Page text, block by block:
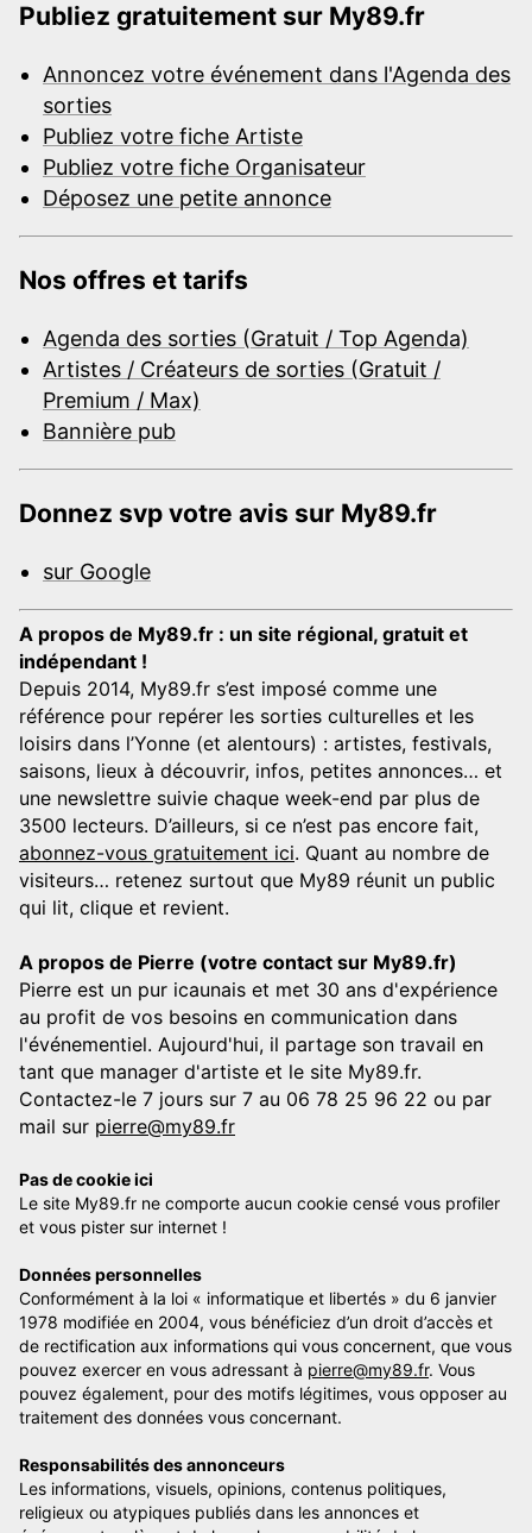
Publiez gratuitement sur My89.fr
Annoncez votre événement dans l'Agenda des
sorties
Publiez votre fiche Artiste
Publiez votre fiche Organisateur
Déposez une petite annonce
Nos offres et tarifs
Agenda des sorties (Gratuit / Top Agenda)
Artistes / Créateurs de sorties (Gratuit /
Premium / Max)
Bannière pub
Donnez svp votre avis sur My89.fr
sur Google
A propos de My89.fr : un site régional, gratuit et
indépendant !
Depuis 2014, My89.fr s’est imposé comme une
référence pour repérer les sorties culturelles et les
loisirs dans l’Yonne (et alentours) : artistes, festivals,
saisons, lieux à découvrir, infos, petites annonces… et
une newslettre suivie chaque week-end par plus de
3500 lecteurs. D’ailleurs, si ce n’est pas encore fait,
abonnez-vous gratuitement ici. Quant au nombre de
visiteurs… retenez surtout que My89 réunit un public
qui lit, clique et revient.
A propos de Pierre (votre contact sur My89.fr)
Pierre est un pur icaunais et met 30 ans d'expérience
au profit de vos besoins en communication dans
l'événementiel. Aujourd'hui, il partage son travail en
tant que manager d'artiste et le site My89.fr.
Contactez-le 7 jours sur 7 au 06 78 25 96 22 ou par
mail sur pierre@my89.fr
Pas de cookie ici
Le site My89.fr ne comporte aucun cookie censé vous profiler
et vous pister sur internet !
Données personnelles
Conformément à la loi « informatique et libertés » du 6 janvier
1978 modifiée en 2004, vous bénéficiez d’un droit d’accès et
de rectification aux informations qui vous concernent, que vous
pouvez exercer en vous adressant à pierre@my89.fr. Vous
pouvez également, pour des motifs légitimes, vous opposer au
traitement des données vous concernant.
Responsabilités des annonceurs
Les informations, visuels, opinions, contenus politiques,
religieux ou atypiques publiés dans les annonces et